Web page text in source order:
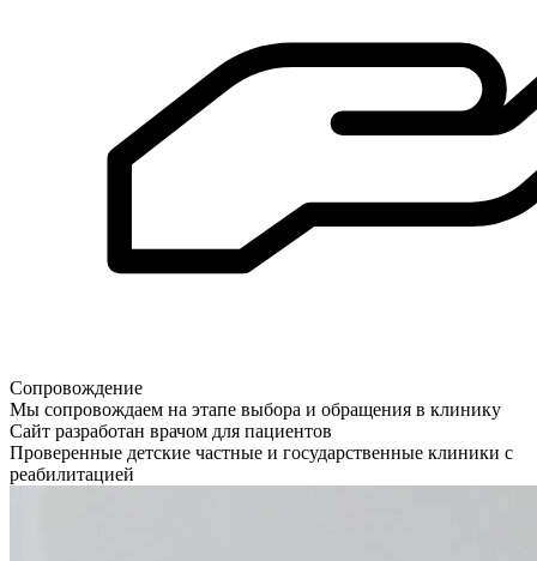
Сопровождение
Мы сопровождаем на этапе выбора и обращения в клинику
Сайт разработан врачом для пациентов
Проверенные детские частные и государственные клиники с
реабилитацией